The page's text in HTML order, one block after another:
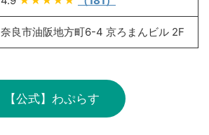
奈良市油阪地方町6-4 京ろまんビル 2F
【公式】わぷらす